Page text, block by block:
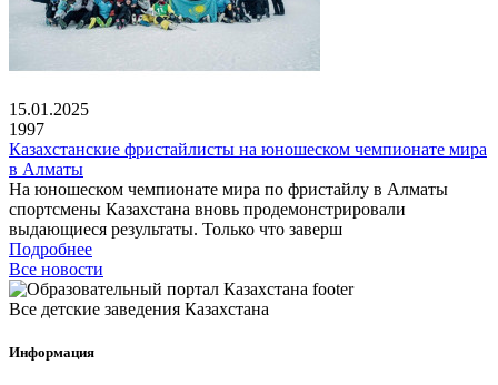
15.01.2025
1997
Казахстанские фристайлисты на юношеском чемпионате мира
в Алматы
На юношеском чемпионате мира по фристайлу в Алматы
спортсмены Казахстана вновь продемонстрировали
выдающиеся результаты. Только что заверш
Подробнее
Все новости
Все детские заведения Казахстана
Информация